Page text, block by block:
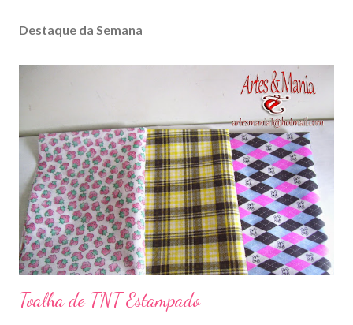
Destaque da Semana
Toalha de TNT Estampado